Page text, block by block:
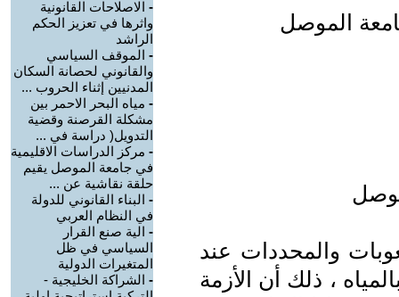
الموصل
والمحددات عند
، ذلك أن الأزمة
- الاصلاحات القانونية
واثرها في تعزيز الحكم
الراشد
- الموقف السياسي
والقانوني لحصانة السكان
المدنيين إثناء الحروب ...
- مياه البحر الاحمر بين
مشكلة القرصنة وقضية
التدويل( دراسة في ...
- مركز الدراسات الاقليمية
في جامعة الموصل يقيم
حلقة نقاشية عن ...
- البناء القانوني للدولة
في النظام العربي
- الية صنع القرار
السياسي في ظل
المتغيرات الدولية
- الشراكة الخليجية -